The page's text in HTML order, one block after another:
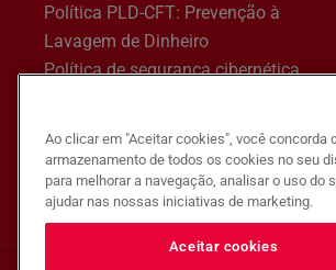
Política PLD-CFT: Prevenção à
Lavagem de Dinheiro
Política de segurança cibernética
Ao clicar em "Aceitar cookies", você concorda
armazenamento de todos os cookies no seu
para melhorar a navegação, analisar o uso do
ajudar nas nossas iniciativas de marketing.
Aceitar cookies